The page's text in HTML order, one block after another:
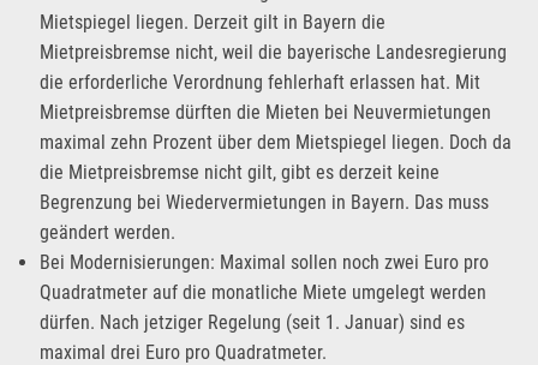
Mietspiegel liegen. Derzeit gilt in Bayern die
Mietpreisbremse nicht, weil die bayerische Landesregierung
die erforderliche Verordnung fehlerhaft erlassen hat. Mit
Mietpreisbremse dürften die Mieten bei Neuvermietungen
maximal zehn Prozent über dem Mietspiegel liegen. Doch da
die Mietpreisbremse nicht gilt, gibt es derzeit keine
Begrenzung bei Wiedervermietungen in Bayern. Das muss
geändert werden.
Bei Modernisierungen: Maximal sollen noch zwei Euro pro
Quadratmeter auf die monatliche Miete umgelegt werden
dürfen. Nach jetziger Regelung (seit 1. Januar) sind es
maximal drei Euro pro Quadratmeter.